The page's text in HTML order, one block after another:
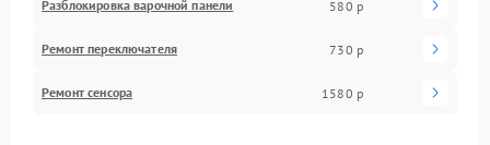
Разблокировка варочной панели 580 р
Ремонт переключателя 730 р
Ремонт сенсора 1580 р